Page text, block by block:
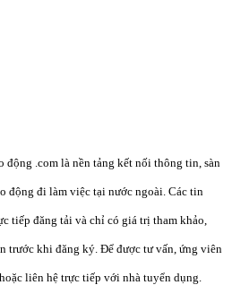
.com là nền tảng kết nối thông tin, sàn
động đi làm việc tại nước ngoài. Các tin
tiếp đăng tải và chỉ có giá trị tham khảo,
trước khi đăng ký. Để được tư vấn, ứng viên
liên hệ trực tiếp với nhà tuyển dụng.